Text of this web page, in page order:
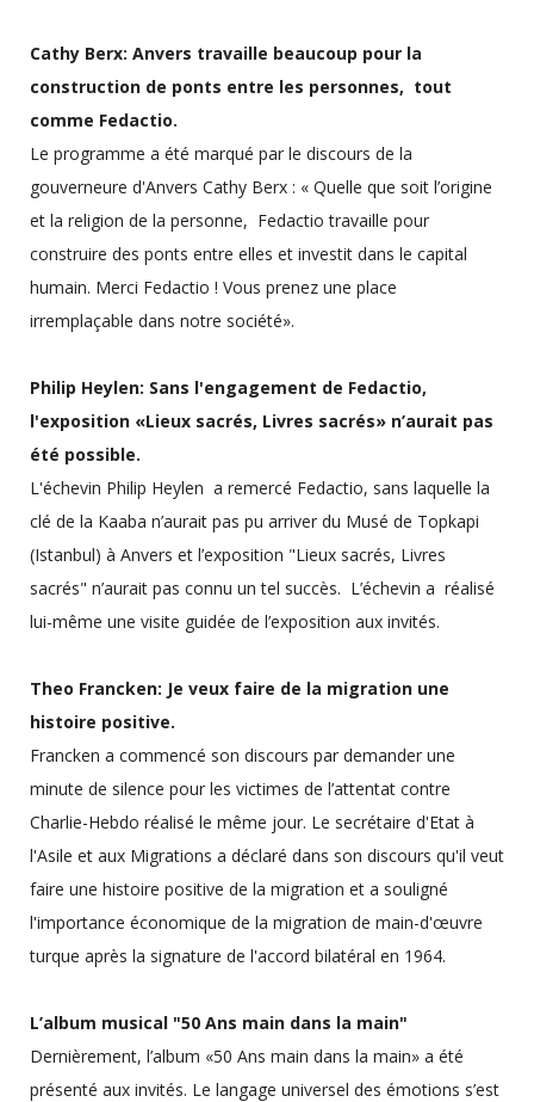
Cathy Berx: Anvers travaille beaucoup pour la
construction de ponts entre les personnes, tout
comme Fedactio.
Le programme a été marqué par le discours de la
gouverneure d'Anvers Cathy Berx : « Quelle que soit l’origine
et la religion de la personne, Fedactio travaille pour
construire des ponts entre elles et investit dans le capital
humain. Merci Fedactio ! Vous prenez une place
irremplaçable dans notre société».
Philip Heylen: Sans l'engagement de Fedactio,
l'exposition «Lieux sacrés, Livres sacrés» n’aurait pas
été possible.
L'échevin Philip Heylen a remercé Fedactio, sans laquelle la
clé de la Kaaba n’aurait pas pu arriver du Musé de Topkapi
(Istanbul) à Anvers et l’exposition "Lieux sacrés, Livres
sacrés" n’aurait pas connu un tel succès. L’échevin a réalisé
lui-même une visite guidée de l’exposition aux invités.
Theo Francken: Je veux faire de la migration une
histoire positive.
Francken a commencé son discours par demander une
minute de silence pour les victimes de l’attentat contre
Charlie-Hebdo réalisé le même jour. Le secrétaire d'Etat à
l'Asile et aux Migrations a déclaré dans son discours qu'il veut
faire une histoire positive de la migration et a souligné
l'importance économique de la migration de main-d'œuvre
turque après la signature de l'accord bilatéral en 1964.
L’album musical "50 Ans main dans la main"
Dernièrement, l’album «50 Ans main dans la main» a été
présenté aux invités. Le langage universel des émotions s’est